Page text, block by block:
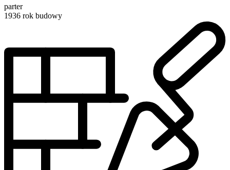
parter
1936 rok budowy